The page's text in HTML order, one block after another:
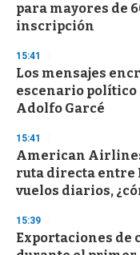
para mayores de
inscripción
15:41
Los mensajes
escenario político
Adolfo Garcé
15:41
American
ruta directa entre
vuelos diarios,
15:39
Exportaciones de